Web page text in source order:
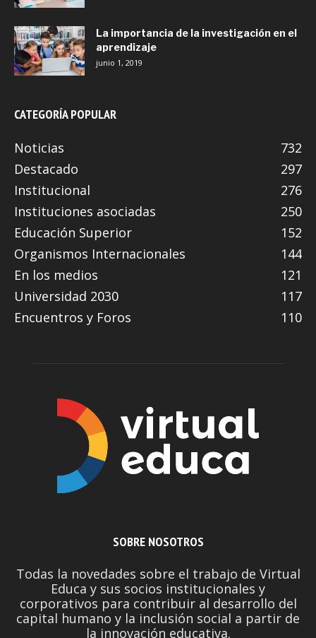
La importancia de la investigación en el
aprendizaje
junio 1, 2019
CATEGORÍA POPULAR
Noticias
732
Destacado
297
Institucional
276
Instituciones asociadas
250
Educación Superior
152
Organismos Internacionales
144
En los medios
121
Universidad 2030
117
Encuentros y Foros
110
SOBRE NOSOTROS
Todas la novedades sobre el trabajo de Virtual
Educa y sus socios institucionales y
corporativos para contribuir al desarrollo del
capital humano y la inclusión social a partir de
la innovación educativa.